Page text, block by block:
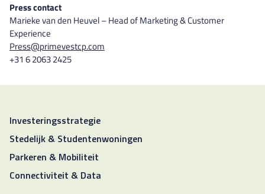
Press contact
Marieke van den Heuvel – Head of Marketing & Customer
Experience
Press@primevestcp.com
+31 6 2063 2425
Investeringsstrategie
Stedelijk & Studentenwoningen
Parkeren & Mobiliteit
Connectiviteit & Data